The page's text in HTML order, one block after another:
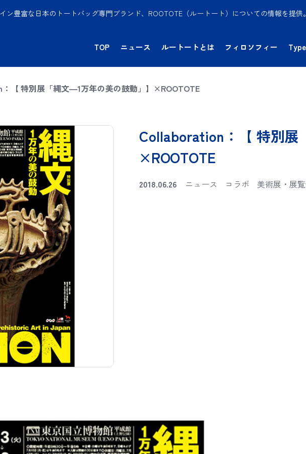
ン豊富な日本のトートバッグ専門ブランド、ROOTOTE（ルートート）についての情報を提
TOP ニュース ルートートとは フィロソフィー
【 特別展「縄文―1万年の美の鼓動」】×ROOTOTE
Collaboration：【 特別
×ROOTOTE
2018.06.26 ニュース コラボ 美術展・展